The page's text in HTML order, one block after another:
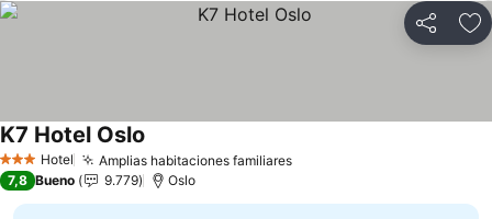
Compartir
3 Estrellas
Hotel Amplias habitaciones familiares
K7 Hotel Oslo
7,8 Bueno 9.779 Oslo